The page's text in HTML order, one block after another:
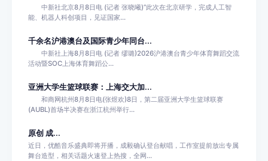
中新社北京8月8日电 (记者 张晓曦)“此次在北京研学，完成人工智
能、机器人科创项目，见证国家...
千余名沪港澳台及国际青少年同台...
中新社上海8月8日电 (记者 缪璐)2026沪港澳台青少年体育舞蹈交流
活动暨SOC上海体育舞蹈公...
亚洲大学生篮球联赛：上海交大加...
和商网杭州8月8日电(张煜欢)8日，第二届亚洲大学生篮球联赛
(AUBL)首场半决赛在浙江杭州举行...
原创 成...
近日，优酷音乐盛典即将开播，成毅确认登台献唱，工作室提前放出专属
舞台造型，相关话题火速登上热搜，全网...